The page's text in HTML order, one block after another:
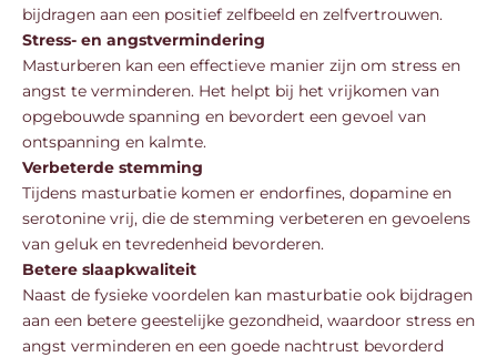
bijdragen aan een positief zelfbeeld en zelfvertrouwen.
Stress- en angstvermindering
Masturberen kan een effectieve manier zijn om stress en
angst te verminderen. Het helpt bij het vrijkomen van
opgebouwde spanning en bevordert een gevoel van
ontspanning en kalmte.
Verbeterde stemming
Tijdens masturbatie komen er endorfines, dopamine en
serotonine vrij, die de stemming verbeteren en gevoelens
van geluk en tevredenheid bevorderen.
Betere slaapkwaliteit
Naast de fysieke voordelen kan masturbatie ook bijdragen
aan een betere geestelijke gezondheid, waardoor stress en
angst verminderen en een goede nachtrust bevorderd